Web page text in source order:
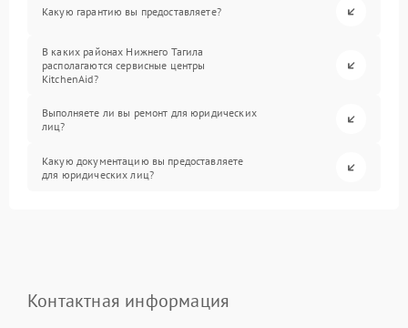
Какую гарантию вы предоставляете?
В каких районах Нижнего Тагила
располагаются сервисные центры
KitchenAid?
Выполняете ли вы ремонт для юридических
лиц?
Какую документацию вы предоставляете
для юридических лиц?
Контактная информация